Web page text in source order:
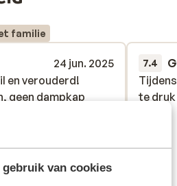
van cookies
familie
24 jun. 2025
en verouderd!
geen dampkap
overal
ongedierte,
was. Wij
voor 6 pers,
en verouderd!
geen dampkap
overal
ongedierte,
was. Wij
voor 6 pers,
7.4
te druk
te druk